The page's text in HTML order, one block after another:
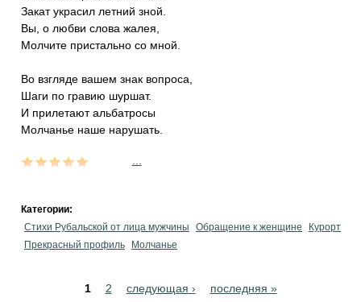
Закат украсил летний зной.
Вы, о любви слова жалея,
Молчите пристально со мной.
Во взгляде вашем знак вопроса,
Шаги по гравию шуршат.
И прилетают альбатросы
Молчанье наше нарушать.
Категории:
Стихи Рубальской от лица мужчины
Обращение к женщине
Курорт
Прекрасный профиль
Молчанье
1 2 следующая › последняя »